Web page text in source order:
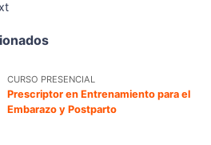
CURSO PRESENCIAL
Prescriptor en Entrenamiento para el
Embarazo y Postparto